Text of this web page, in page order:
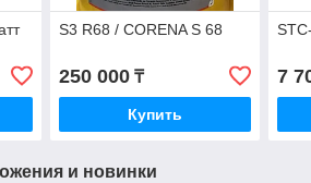
S3 R68 / CORENA S 68
250 000₸
Купить
7
и новинки